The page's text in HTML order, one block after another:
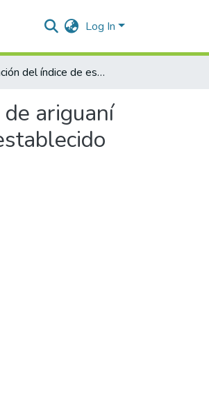
Log In
Estimación del índice de escasez de agua superficial del municipio de ariguaní a partir de precipitaciones y temperaturas anuales conforme a lo establecido en la resolución 865 de 2004.
ariguaní